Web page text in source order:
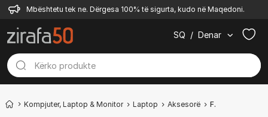
Mbështetu tek ne. Dërgesa 100% të sigurta, kudo në Maqedoni.
SQ / Denar
Kompjuter, Laptop & Monitor Laptop Aksesorë Ftohës me USB